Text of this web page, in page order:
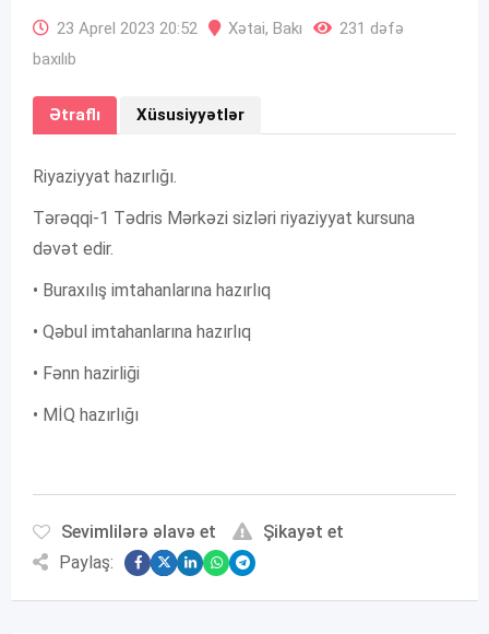
23 Aprel 2023 20:52 Xətai, Bakı
231 dəfə
baxılıb
Ətraflı Xüsusiyyətlər
Riyaziyyat hazırlığı.
Tərəqqi-1 Tədris Mərkəzi sizləri riyaziyyat kursuna
dəvət edir.
• Buraxılış imtahanlarına hazırlıq
• Qəbul imtahanlarına hazırlıq
• Fənn hazirliği
• MİQ hazırlığı
Sevimlilərə əlavə et
Şikayət et
Paylaş: